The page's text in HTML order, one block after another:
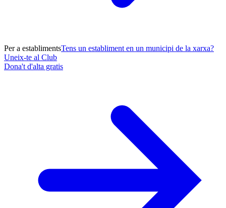
Per a establimentsTens un establiment en un municipi de la xarxa?
Uneix-te al Club
Dona't d'alta gratis